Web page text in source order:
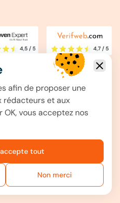
afin de proposer une
rédacteurs et aux
vous acceptez nos
tout
Non merci
des questions ?